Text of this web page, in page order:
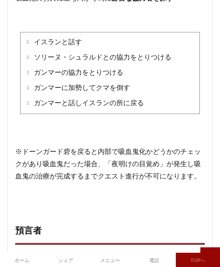
イスランと話す
ソリーヌ・シュラルドとの協力をとりつける
ガンマーの協力をとりつける
ガンマーに加勢してクマを倒す
ガンマーと話しイスランの所に戻る
※ドーンガード砦を戻ると内部で吸血鬼化かどうかのチェッ
クがあり吸血鬼だった場合、「夜明けの目覚め」が発生し吸
血鬼の治療が完成するまでクエスト進行が不可になります。
預言者
「新たな命令」完了
ホーム シェア メニュー 電話 TOPへ